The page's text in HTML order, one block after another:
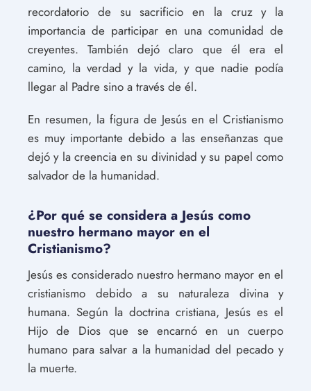
recordatorio de su sacrificio en la cruz y la
importancia de participar en una comunidad de
creyentes. También dejó claro que él era el
camino, la verdad y la vida, y que nadie podía
llegar al Padre sino a través de él.
En resumen, la figura de Jesús en el Cristianismo
es muy importante debido a las enseñanzas que
dejó y la creencia en su divinidad y su papel como
salvador de la humanidad.
¿Por qué se considera a Jesús como
nuestro hermano mayor en el
Cristianismo?
Jesús es considerado nuestro hermano mayor en el
cristianismo debido a su naturaleza divina y
humana. Según la doctrina cristiana, Jesús es el
Hijo de Dios que se encarnó en un cuerpo
humano para salvar a la humanidad del pecado y
la muerte.